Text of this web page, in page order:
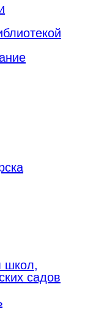
школ,
садов